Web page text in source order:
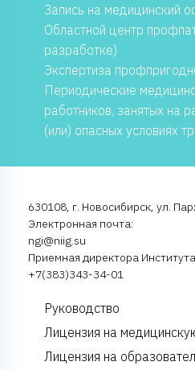
Запись на медицинский
Областной центр
разработке)
Экспертиза
Периодические
работников, занятых на
(или) опасных условиях
630108, г. Новосибирск, ул.
Электронная почта:
ngi@niig.su
Приемная директора
+7(383)343-34-01
Руководство
Лицензия на
Лицензия на